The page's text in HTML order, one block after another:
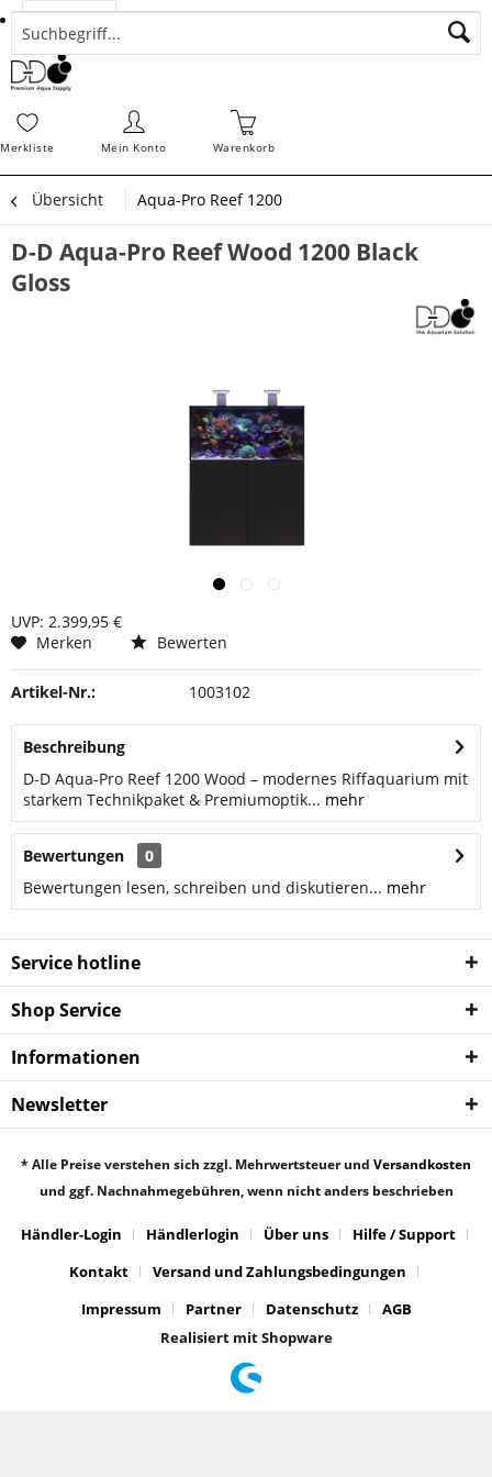
Suchen
Merkliste Mein Konto
Bestellungen Schnellerfassung
Warenkorb
Übersicht Aqua-Pro Reef 1200
D-D Aqua-Pro Reef Wood 1200 Black
Gloss
UVP: 2.399,95 €
Merken
Bewerten
Artikel-Nr.: 1003102
Beschreibung
D-D Aqua-Pro Reef 1200 Wood – modernes Riffaquarium mit
starkem Technikpaket & Premiumoptik... mehr
Bewertungen
0
Bewertungen lesen, schreiben und diskutieren... mehr
Service hotline
Shop Service
Informationen
Newsletter
* Alle Preise verstehen sich zzgl. Mehrwertsteuer und Versandkosten
und ggf. Nachnahmegebühren, wenn nicht anders beschrieben
Händler-Login Händlerlogin Über uns
Hilfe / Support
Kontakt
Versand und Zahlungsbedingungen
Impressum
Partner Datenschutz
AGB
Realisiert mit Shopware